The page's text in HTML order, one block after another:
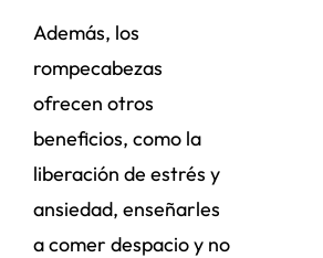
Además, los
rompecabezas
ofrecen otros
beneficios, como la
liberación de estrés y
ansiedad, enseñarles
a comer despacio y no